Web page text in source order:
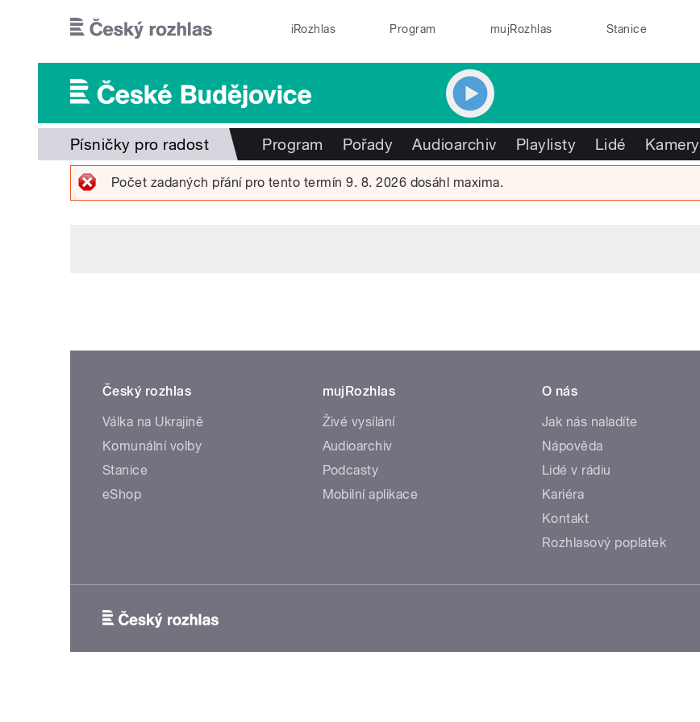
iRozhlas Program mujRozhlas Stanice
Písničky pro radost Program Pořady Audioarchiv Playlisty Lidé Kamery
Počet zadaných přání pro tento termín 9. 8. 2026 dosáhl maxima.
Český rozhlas
Válka na Ukrajině
Komunální volby
Stanice
eShop
mujRozhlas
Živé vysílání
Audioarchiv
Podcasty
Mobilní aplikace
O nás
Jak nás naladíte
Nápověda
Lidé v rádiu
Kariéra
Kontakt
Rozhlasový poplatek